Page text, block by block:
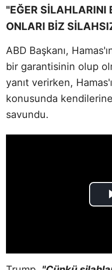
"EĞER
ONLARI BİZ
ABD Başkanı,
bir garantisinin olup
yanıt verirken,
konusunda
savundu.